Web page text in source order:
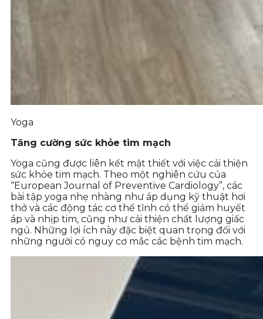
Yoga
Tăng cường sức khỏe tim mạch
Yoga cũng được liên kết mật thiết với việc cải thiện
sức khỏe tim mạch. Theo một nghiên cứu của
“European Journal of Preventive Cardiology”, các
bài tập yoga nhẹ nhàng như áp dụng kỹ thuật hơi
thở và các động tác cơ thể tĩnh có thể giảm huyết
áp và nhịp tim, cũng như cải thiện chất lượng giấc
ngủ. Những lợi ích này đặc biệt quan trọng đối với
những người có nguy cơ mắc các bệnh tim mạch.